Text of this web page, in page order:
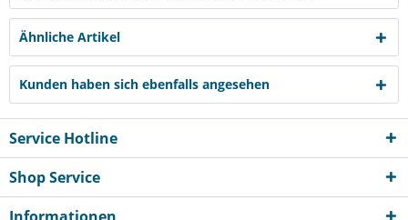
Ähnliche Artikel
Kunden haben sich ebenfalls angesehen
Service Hotline
Shop Service